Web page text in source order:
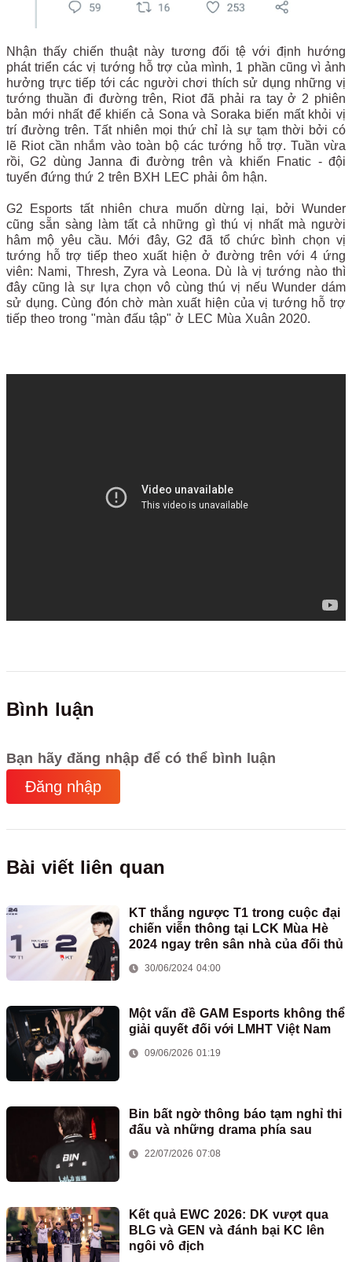
Nhận thấy chiến thuật này tương đối tệ với định hướng
phát triển các vị tướng hỗ trợ của mình, 1 phần cũng vì ảnh
hưởng trực tiếp tới các người chơi thích sử dụng những vị
tướng thuần đi đường trên, Riot đã phải ra tay ở 2 phiên
bản mới nhất để khiến cả Sona và Soraka biến mất khỏi vị
trí đường trên. Tất nhiên mọi thứ chỉ là sự tạm thời bởi có
lẽ Riot cần nhắm vào toàn bộ các tướng hỗ trợ. Tuần vừa
rồi, G2 dùng Janna đi đường trên và khiến Fnatic - đội
tuyển đứng thứ 2 trên BXH LEC phải ôm hận.
G2 Esports tất nhiên chưa muốn dừng lại, bởi Wunder
cũng sẵn sàng làm tất cả những gì thú vị nhất mà người
hâm mộ yêu cầu. Mới đây, G2 đã tổ chức bình chọn vị
tướng hỗ trợ tiếp theo xuất hiện ở đường trên với 4 ứng
viên: Nami, Thresh, Zyra và Leona. Dù là vị tướng nào thì
đây cũng là sự lựa chọn vô cùng thú vị nếu Wunder dám
sử dụng. Cùng đón chờ màn xuất hiện của vị tướng hỗ trợ
tiếp theo trong "màn đấu tập" ở LEC Mùa Xuân 2020.
Bình luận
Bạn hãy đăng nhập để có thể bình luận
Đăng nhập
Bài viết liên quan
KT thắng ngược T1 trong cuộc đại
chiến viễn thông tại LCK Mùa Hè
2024 ngay trên sân nhà của đối thủ
30/06/2024 04:00
Một vấn đề GAM Esports không thể
giải quyết đối với LMHT Việt Nam
09/06/2026 01:19
Bin bất ngờ thông báo tạm nghỉ thi
đấu và những drama phía sau
22/07/2026 07:08
Kết quả EWC 2026: DK vượt qua
BLG và GEN và đánh bại KC lên
ngôi vô địch